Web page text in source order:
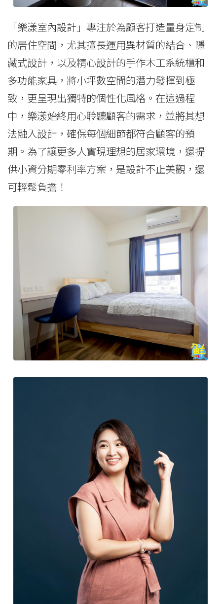
「樂漾室內設計」專注於為顧客打造量身定制
的居住空間，尤其擅長運用異材質的結合、隱
藏式設計，以及精心設計的手作木工系統櫃和
多功能家具，將小坪數空間的潛力發揮到極
致，更呈現出獨特的個性化風格。在這過程
中，樂漾始終用心聆聽顧客的需求，並將其想
法融入設計，確保每個細節都符合顧客的預
期。為了讓更多人實現理想的居家環境，還提
供小資分期零利率方案，是設計不止美觀，還
可輕鬆負擔！